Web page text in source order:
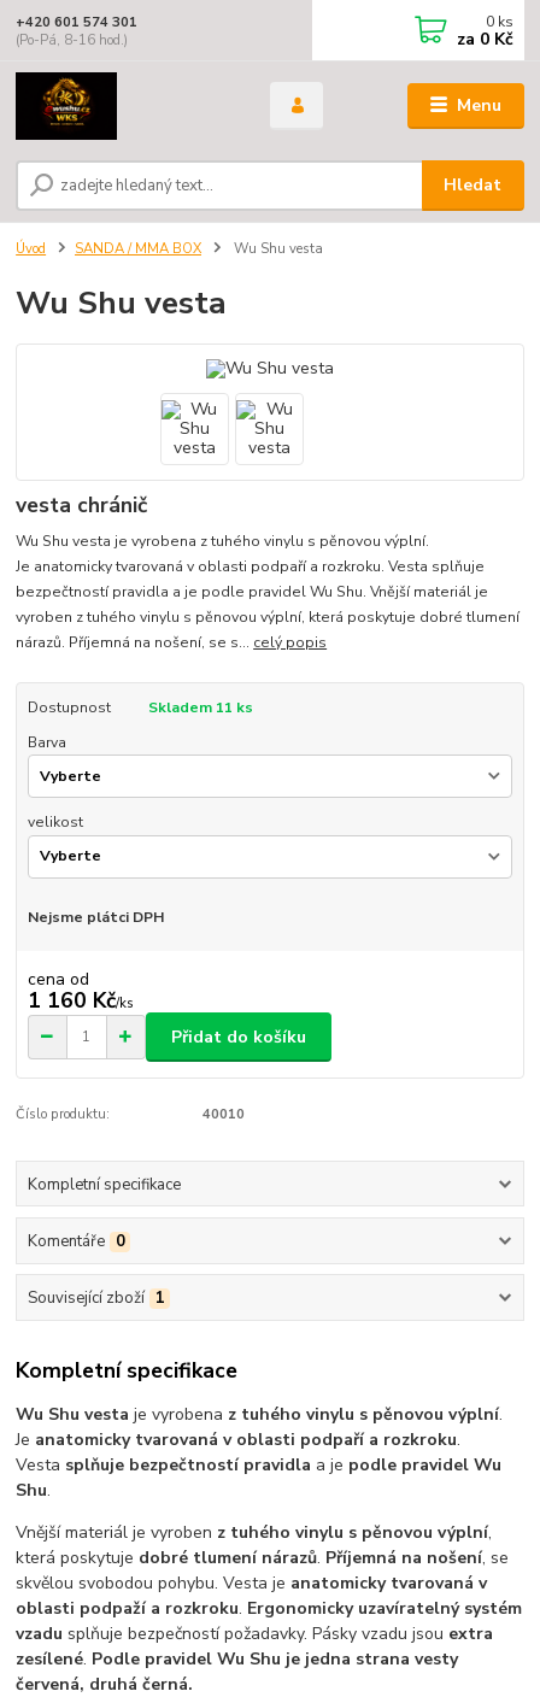
Menu
Hledat
+420 601 574 301
(Po-Pá, 8-16 hod.)
0 ks
za 0 Kč
Úvod SANDA / MMA BOX Wu Shu vesta
Wu Shu vesta
vesta chránič
Wu Shu vesta je vyrobena z tuhého vinylu s pěnovou výplní.
Je anatomicky tvarovaná v oblasti podpaří a rozkroku. Vesta splňuje
bezpečtností pravidla a je podle pravidel Wu Shu. Vnější materiál je
vyroben z tuhého vinylu s pěnovou výplní, která poskytuje dobré tlumení
nárazů. Příjemná na nošení, se s... celý popis
Dostupnost
Skladem 11 ks
Barva
velikost
Nejsme plátci DPH
cena od
1 160 Kč/ks
Přidat do košíku
Číslo produktu: 40010
Kompletní specifikace
Komentáře 0
Související zboží 1
Kompletní specifikace
Wu Shu vesta je vyrobena z tuhého vinylu s pěnovou výplní.
Je anatomicky tvarovaná v oblasti podpaří a rozkroku.
Vesta splňuje bezpečtností pravidla a je podle pravidel Wu
Shu.
Vnější materiál je vyroben z tuhého vinylu s pěnovou výplní,
která poskytuje dobré tlumení nárazů. Příjemná na nošení, se
skvělou svobodou pohybu. Vesta je anatomicky tvarovaná v
oblasti podpaží a rozkroku. Ergonomicky uzavíratelný systém
vzadu splňuje bezpečností požadavky. Pásky vzadu jsou extra
zesílené. Podle pravidel Wu Shu je jedna strana vesty
červená, druhá černá.